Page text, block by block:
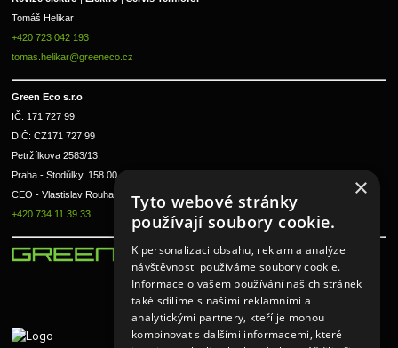
Tomáš Helikar
+420 723 042 193
tomas.helikar@greeneco.cz
Green Eco s.r.o
IČ: 171 727 99
DIČ: CZ171 727 99
Petržílkova 2583/13,
Praha - Stodůlky, 158 00
CEO - Vlastislav Rouha ml.
+420 734 11 39 33
×
Tyto webové stránky
používají soubory cookie.
K personalizaci obsahu, reklam a analýze
návštěvnosti používáme soubory cookie.
Informace o vašem používání našich stránek
také sdílíme s našimi reklamními a
analytickými partnery, kteří je mohou
kombinovat s dalšími informacemi, které